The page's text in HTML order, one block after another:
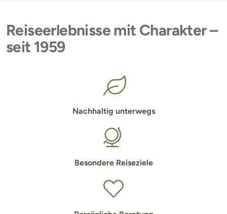
Reiseerlebnisse mit Charakter –
seit 1959
Nachhaltig unterwegs
Besondere Reiseziele